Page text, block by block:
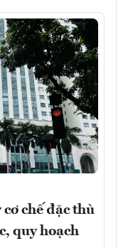
chế đặc thù
quy hoạch